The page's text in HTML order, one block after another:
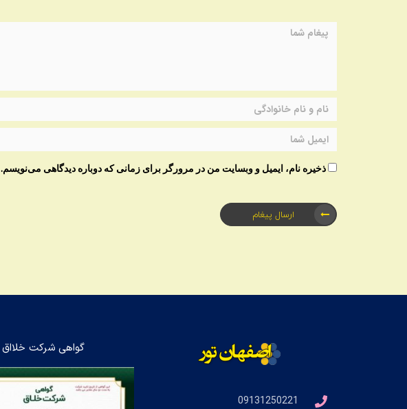
ذخیره نام، ایمیل و وبسایت من در مرورگر برای زمانی که دوباره دیدگاهی می‌نویسم.
ارسال پیغام
09131250221
گواهی شرکت خلااق